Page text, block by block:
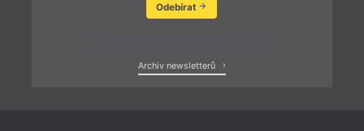
Odebírat
Archiv newsletterů